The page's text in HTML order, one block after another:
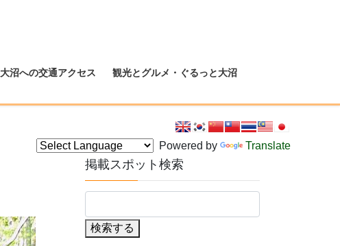
大沼への交通アクセス 観光とグルメ・ぐるっと大沼
Powered by Translate
掲載スポット検索
検索する